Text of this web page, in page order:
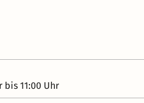
bis 11:00 Uhr